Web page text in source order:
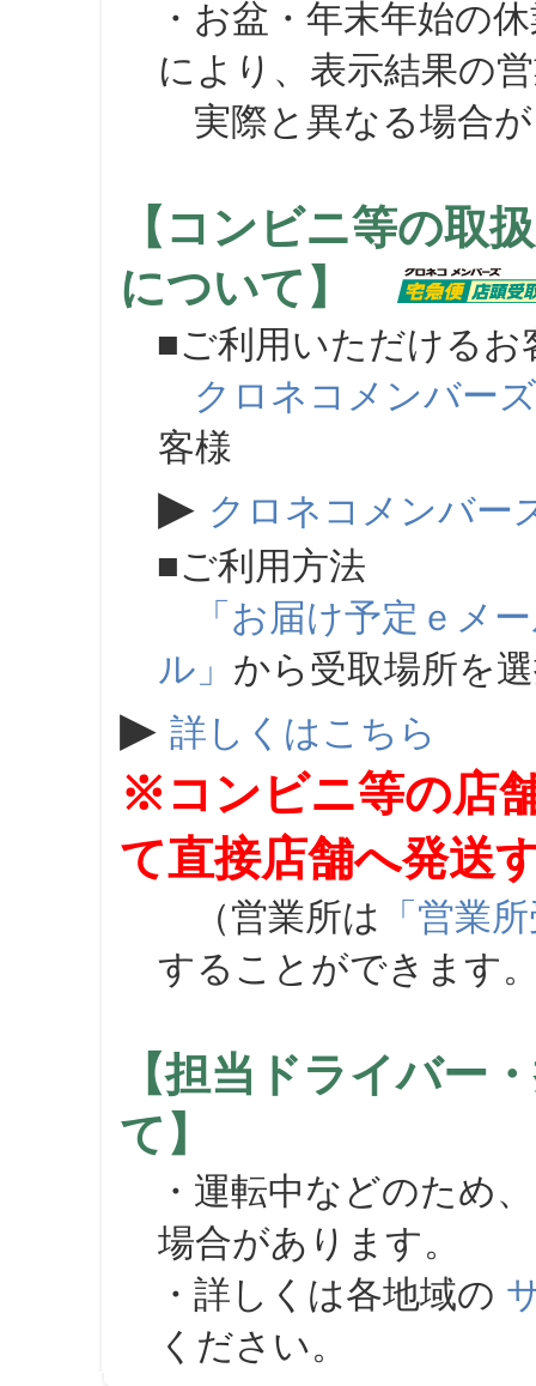
・お盆・年末年始の
により、表示結果の
実際と異なる場合が
【コンビニ等の取
について】
■ご利用いただけるお
クロネコメンバーズ
客様
▶ クロネコメンバー
■ご利用方法
「お届け予定ｅメ
ル」 から受取場所を
▶ 詳しくはこちら
※コンビニ等の店
て直接店舗へ発送
（営業所は 「営業
することができます
【担当ドライバー
て】
・運転中などのため
場合があります。
・詳しくは各地域の
ください。